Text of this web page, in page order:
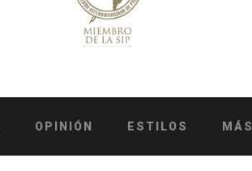
OPINIÓN ESTILOS MÁS